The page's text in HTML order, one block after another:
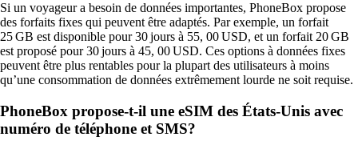
Si un voyageur a besoin de données importantes, PhoneBox propose
des forfaits fixes qui peuvent être adaptés. Par exemple, un forfait
25 GB est disponible pour 30 jours à 55, 00 USD, et un forfait 20 GB
est proposé pour 30 jours à 45, 00 USD. Ces options à données fixes
peuvent être plus rentables pour la plupart des utilisateurs à moins
qu’une consommation de données extrêmement lourde ne soit requise.
PhoneBox propose-t-il une eSIM des États-Unis avec
numéro de téléphone et SMS?